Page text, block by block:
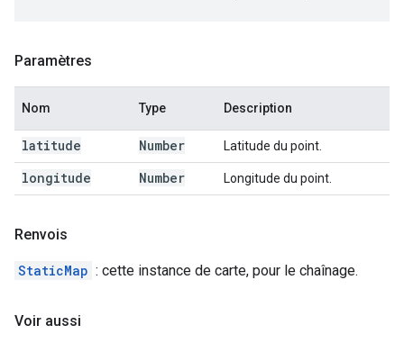
Paramètres
Nom Type Description
latitude Number Latitude du point.
longitude Number Longitude du point.
Renvois
StaticMap : cette instance de carte, pour le chaînage.
Voir aussi